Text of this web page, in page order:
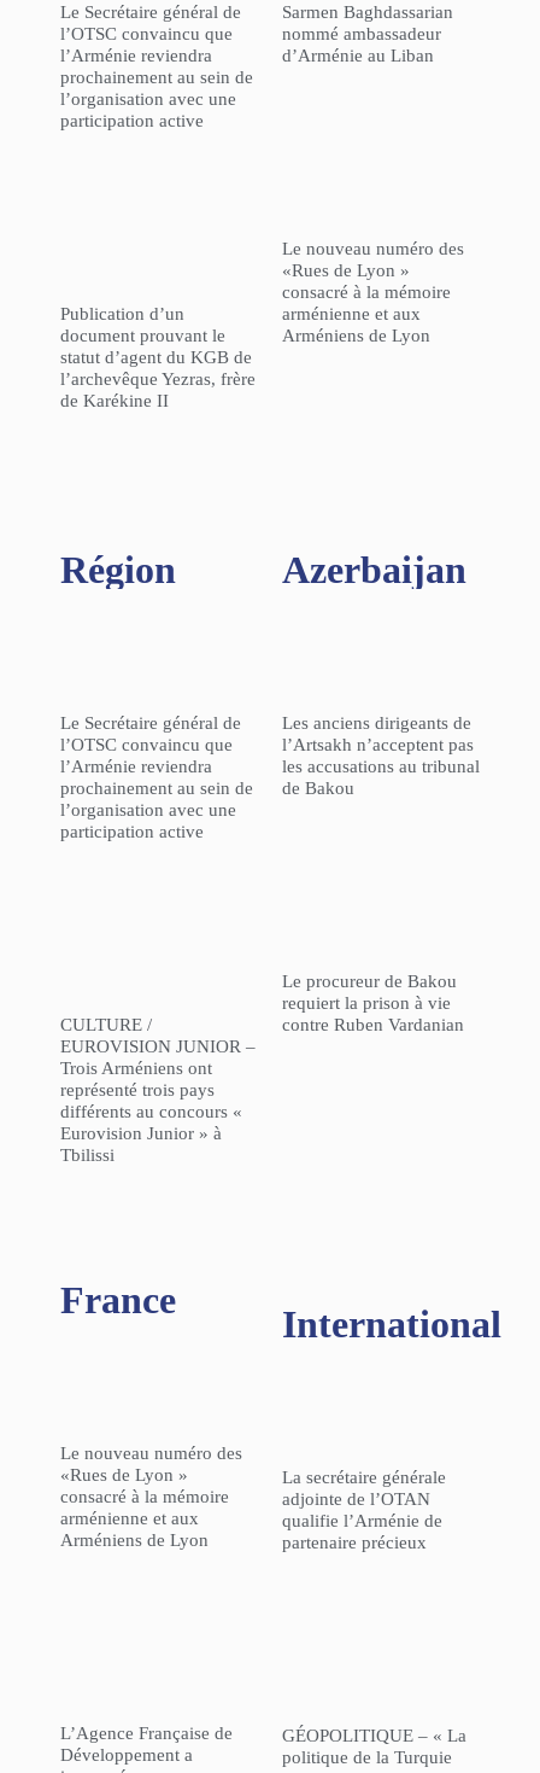
Le Secrétaire général de
l’OTSC convaincu que
l’Arménie reviendra
prochainement au sein de
l’organisation avec une
participation active
Publication d’un
document prouvant le
statut d’agent du KGB de
l’archevêque Yezras, frère
de Karékine II
Sarmen Baghdassarian
nommé ambassadeur
d’Arménie au Liban
Le nouveau numéro des
«Rues de Lyon »
consacré à la mémoire
arménienne et aux
Arméniens de Lyon
Région​
Le Secrétaire général de
l’OTSC convaincu que
l’Arménie reviendra
prochainement au sein de
l’organisation avec une
participation active
CULTURE /
EUROVISION JUNIOR –
Trois Arméniens ont
représenté trois pays
différents au concours «
Eurovision Junior » à
Tbilissi
Azerbaijan
Les anciens dirigeants de
l’Artsakh n’acceptent pas
les accusations au tribunal
de Bakou
Le procureur de Bakou
requiert la prison à vie
contre Ruben Vardanian
France
Le nouveau numéro des
«Rues de Lyon »
consacré à la mémoire
arménienne et aux
Arméniens de Lyon
L’Agence Française de
Développement a
International
La secrétaire générale
adjointe de l’OTAN
qualifie l’Arménie de
partenaire précieux
GÉOPOLITIQUE – « La
politique de la Turquie